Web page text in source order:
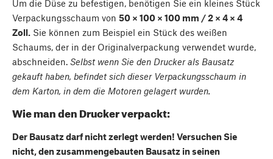
Um die Düse zu befestigen, benötigen Sie ein kleines Stück
Verpackungsschaum von 50 × 100 × 100 mm / 2 × 4 × 4
Zoll. Sie können zum Beispiel ein Stück des weißen
Schaums, der in der Originalverpackung verwendet wurde,
abschneiden. Selbst wenn Sie den Drucker als Bausatz
gekauft haben, befindet sich dieser Verpackungsschaum in
dem Karton, in dem die Motoren gelagert wurden.
Wie man den Drucker verpackt:
Der Bausatz darf nicht zerlegt werden! Versuchen Sie
nicht, den zusammengebauten Bausatz in seinen